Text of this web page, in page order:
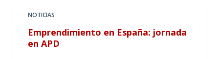
NOTICIAS
Emprendimiento en España: jornada
en APD